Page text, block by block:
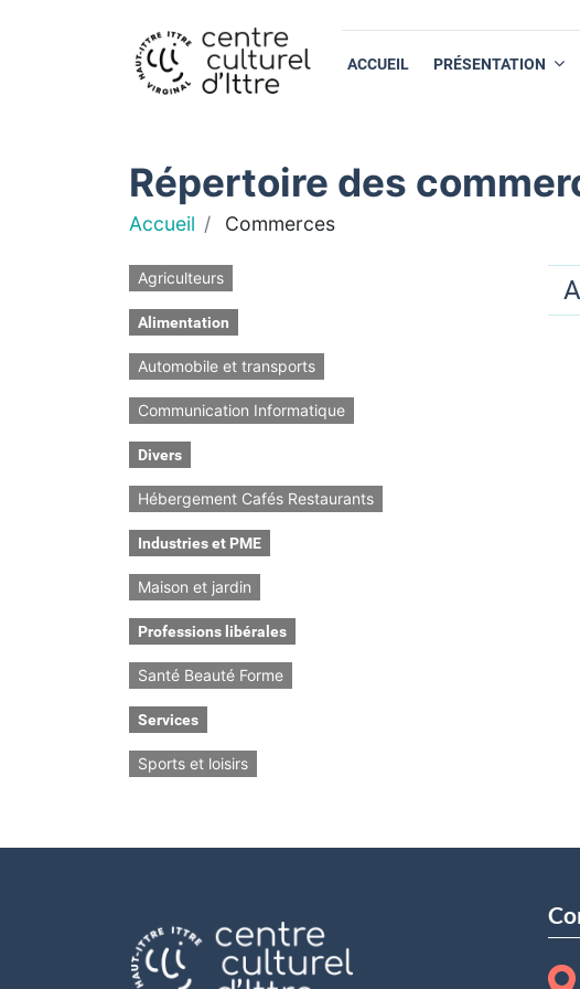
ACCUEIL PRÉSENTATION
Répertoire des
Accueil Commerces
Agriculteurs
Alimentation
Automobile et transports
Communication Informatique
Divers
Hébergement Cafés Restaurants
Industries et PME
Maison et jardin
Professions libérales
Santé Beauté Forme
Services
Sports et loisirs
A